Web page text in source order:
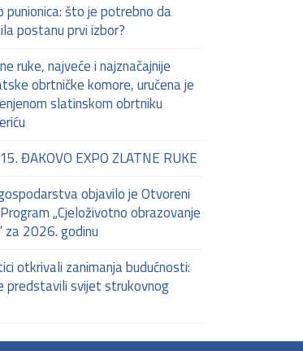
punionica: što je potrebno da
postanu prvi izbor?
ruke, najveće i najznačajnije
obrtničke komore, uručena je
slatinskom obrtniku
ĐAKOVO EXPO ZLATNE RUKE
objavilo je Otvoreni
„Cjeloživotno obrazovanje
za 2026. godinu
otkrivali zanimanja budućnosti:
predstavili svijet strukovnog